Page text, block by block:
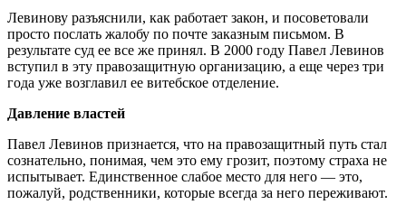
Левинову разъяснили, как работает закон, и посоветовали
просто послать жалобу по почте заказным письмом. В
результате суд ее все же принял. В 2000 году Павел Левинов
вступил в эту правозащитную организацию, а еще через три
года уже возглавил ее витебское отделение.
Давление властей
Павел Левинов признается, что на правозащитный путь стал
сознательно, понимая, чем это ему грозит, поэтому страха не
испытывает. Единственное слабое место для него — это,
пожалуй, родственники, которые всегда за него переживают.